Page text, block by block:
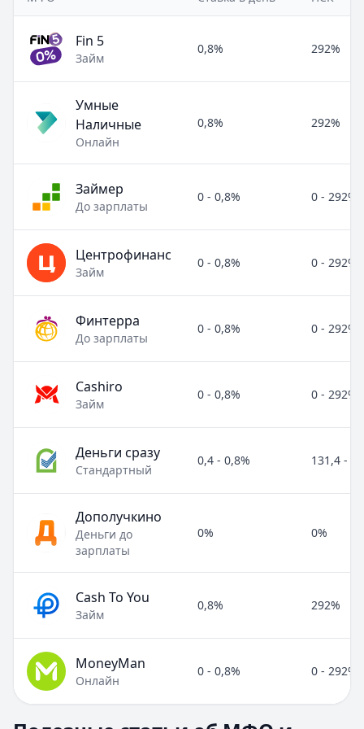
Fin 5
Займ
0,8% 292%
Умные
Наличные
Онлайн
0,8% 292%
Займер
До зарплаты
0 - 0,8% 0 - 292%
Центрофинанс
Займ
0 - 0,8% 0 - 292%
Финтерра
До зарплаты
0 - 0,8% 0 - 292%
Cashiro
Займ
0 - 0,8% 0 - 292%
Деньги сразу
Стандартный
0,4 - 0,8% 131,4 -
Дополучкино
Деньги до
зарплаты
0% 0%
Cash To You
Займ
0,8% 292%
MoneyMan
Онлайн
0 - 0,8% 0 - 292%